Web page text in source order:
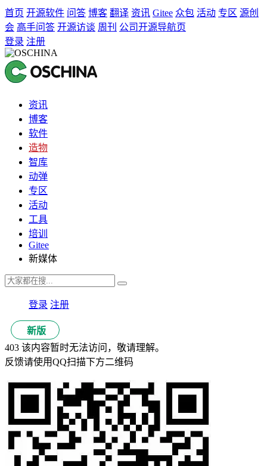
首页 开源软件 问答 博客 翻译 资讯 Gitee 众包 活动 专区 源创
会 高手问答 开源访谈 周刊 公司开源导航页
登录 注册
资讯
博客
软件
造物
智库
动弹
专区
活动
工具
培训
Gitee
新媒体
登录 注册
新版
403 该内容暂时无法访问，敬请理解。
反馈请使用QQ扫描下方二维码